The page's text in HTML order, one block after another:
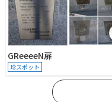
GReeeeN扉
珍スポット